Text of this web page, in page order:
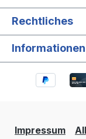
Rechtliches
Informationen
Impressum